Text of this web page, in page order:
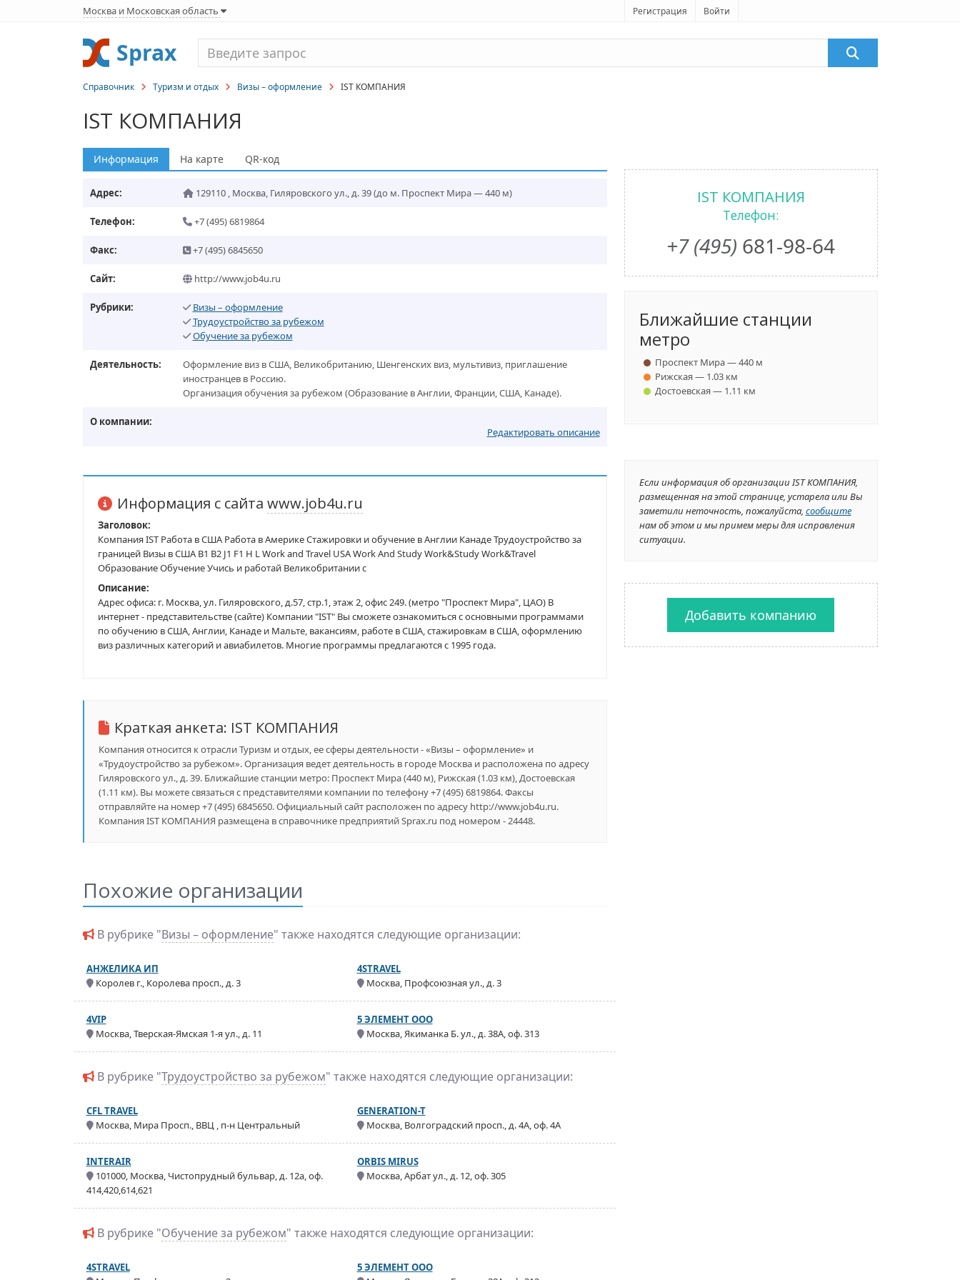
Москва и Московская область Регистрация Войти
Sprax
Справочник Туризм и отдых Визы – оформление IST КОМПАНИЯ
IST КОМПАНИЯ
Информация На карте QR-код
Адрес: 129110, Москва, Гиляровского ул., д. 39(до м. Проспект Мира — 440 м)
Телефон: +7 (495) 6819864
Факс: +7 (495) 6845650
Сайт: http://www.job4u.ru
Рубрики:
Визы – оформление
Трудоустройство за рубежом
Обучение за рубежом
Деятельность:
Оформление виз в США, Великобританию, Шенгенских виз, мультивиз, приглашение
иностранцев в Россию.
Организация обучения за рубежом (Образование в Англии, Франции, США, Канаде).
О компании:
Редактировать описание
Информация с сайта www.job4u.ru
Заголовок:
Компания IST Работа в США Работа в Америке Стажировки и обучение в Англии Канаде Трудоустройство за
границей Визы в США B1 B2 J1 F1 H L Work and Travel USA Work And Study Work&Study Work&Travel
Образование Обучение Учись и работай Великобритании с
Описание:
Адрес офиса: г. Москва, ул. Гиляровского, д.57, стр.1, этаж 2, офис 249. (метро "Проспект Мира", ЦАО) В
интернет - представительстве (сайте) Компании "IST" Вы сможете ознакомиться с основными программами
по обучению в США, Англии, Канаде и Мальте, вакансиям, работе в США, стажировкам в США, оформлению
виз различных категорий и авиабилетов. Многие программы предлагаются с 1995 года.
Краткая анкета: IST КОМПАНИЯ
Компания относится к отрасли Туризм и отдых, ее сферы деятельности - «Визы – оформление» и
«Трудоустройство за рубежом». Организация ведет деятельность в городе Москва и расположена по адресу
Гиляровского ул., д. 39. Ближайшие станции метро: Проспект Мира (440 м), Рижская (1.03 км), Достоевская
(1.11 км). Вы можете связаться с представителями компании по телефону +7 (495) 6819864. Факсы
отправляйте на номер +7 (495) 6845650. Официальный сайт расположен по адресу http://www.job4u.ru.
Компания IST КОМПАНИЯ размещена в справочнике предприятий Sprax.ru под номером - 24448.
Похожие организации
В рубрике "Визы – оформление" также находятся следующие организации:
АНЖЕЛИКА ИП
Королев г., Королева просп., д. 3
4STRAVEL
Москва, Профсоюзная ул., д. 3
4VIP
Москва, Тверская-Ямская 1-я ул., д. 11
5 ЭЛЕМЕНТ ООО
Москва, Якиманка Б. ул., д. 38А, оф. 313
В рубрике "Трудоустройство за рубежом" также находятся следующие организации:
CFL TRAVEL
Москва, Мира Просп., ВВЦ , п-н Центральный
GENERATION-T
Москва, Волгоградский просп., д. 4А, оф. 4А
INTERAIR
101000, Москва, Чистопрудный бульвар, д. 12а, оф.
414,420,614,621
ORBIS MIRUS
Москва, Арбат ул., д. 12, оф. 305
В рубрике "Обучение за рубежом" также находятся следующие организации:
4STRAVEL
5 ЭЛЕМЕНТ ООО
IST КОМПАНИЯ
Телефон:
+7 (495) 681-98-64
Ближайшие станции
метро
Проспект Мира — 440 м
Рижская — 1.03 км
Достоевская — 1.11 км
Если информация об организации IST КОМПАНИЯ,
размещенная на этой странице, устарела или Вы
заметили неточность, пожалуйста, сообщите
нам об этом и мы примем меры для исправления
ситуации.
Добавить компанию